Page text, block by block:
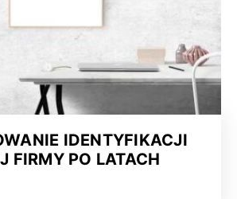
IDENTYFIKACJI
FIRMY PO LATACH